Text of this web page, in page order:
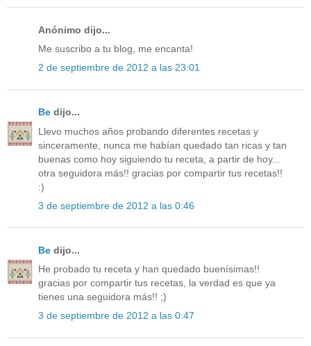
Anónimo dijo...
Me suscribo a tu blog, me encanta!
2 de septiembre de 2012 a las 23:01
Be dijo...
Llevo muchos años probando diferentes recetas y
sinceramente, nunca me habían quedado tan ricas y tan
buenas como hoy siguiendo tu receta, a partir de hoy...
otra seguidora más!! gracias por compartir tus recetas!!
:)
3 de septiembre de 2012 a las 0:46
Be dijo...
He probado tu receta y han quedado buenísimas!!
gracias por compartir tus recetas, la verdad es que ya
tienes una seguidora más!! ;)
3 de septiembre de 2012 a las 0:47